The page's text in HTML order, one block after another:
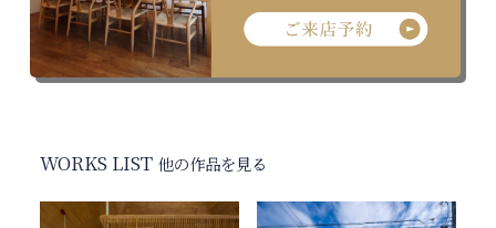
WORKS LIST 他の作品を見る